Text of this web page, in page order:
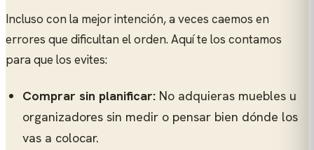
Incluso con la mejor intención, a veces caemos en
errores que dificultan el orden. Aquí te los contamos
para que los evites:
Comprar sin planificar: No adquieras muebles u
organizadores sin medir o pensar bien dónde los
vas a colocar.